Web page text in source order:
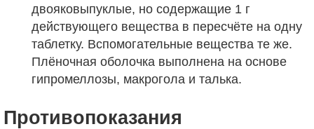
двояковыпуклые, но содержащие 1 г
действующего вещества в пересчёте на одну
таблетку. Вспомогательные вещества те же.
Плёночная оболочка выполнена на основе
гипромеллозы, макрогола и талька.
Противопоказания